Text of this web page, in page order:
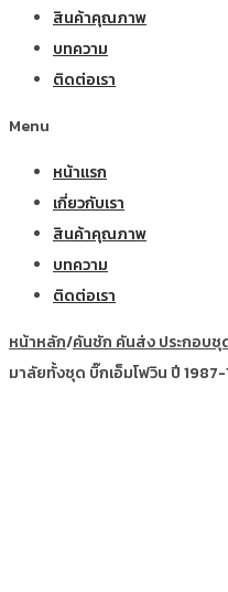
สินค้าคุณภาพ
บทความ
ติดต่อเรา
Menu
หน้าแรก
เกี่ยวกับเรา
สินค้าคุณภาพ
บทความ
ติดต่อเรา
หน้าหลัก/คันชัก คันส่ง ประกอบชุ
มาลัยทั้งชุด บิ๊กเอ็มโฟวิน ปี 1987-